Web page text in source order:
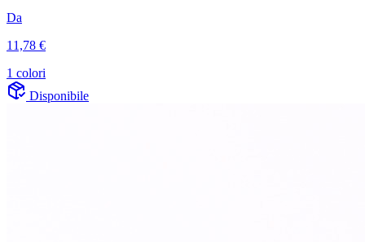
Da
11,78 €
1 colori
Disponibile